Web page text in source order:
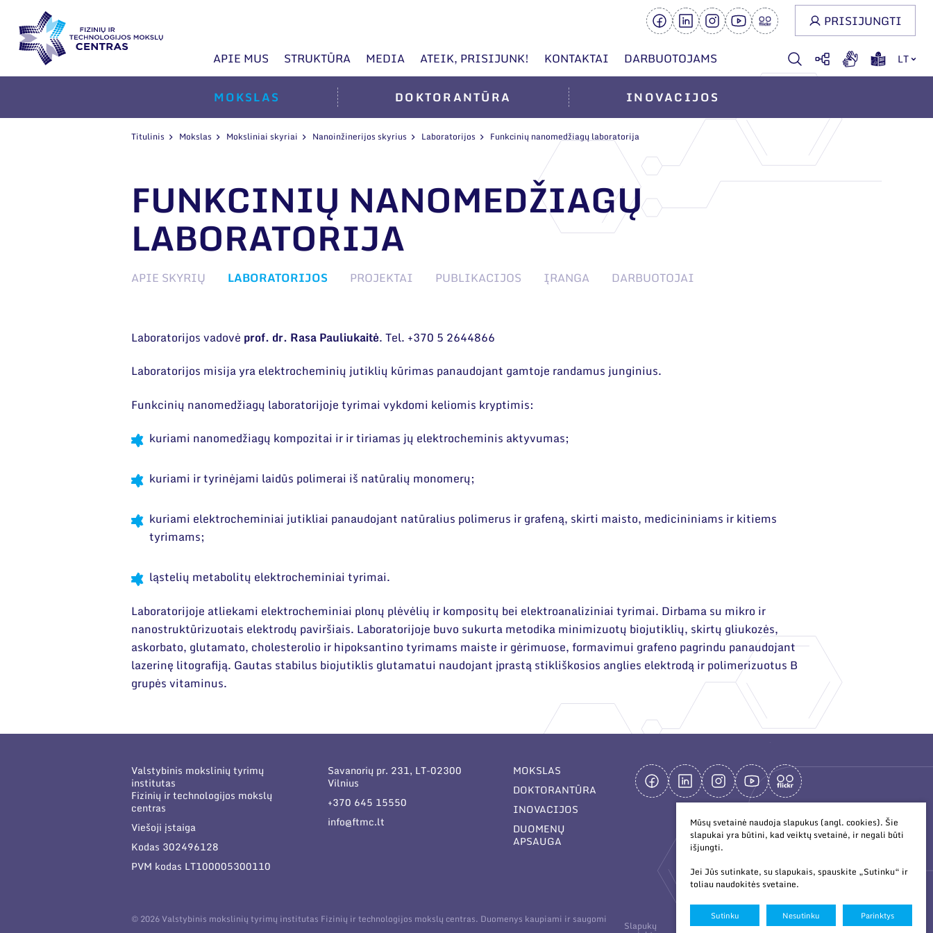
APIE MUS STRUKTŪRA MEDIA ATEIK, PRISIJUNK! KONTAKTAI DARBUOTOJAMS LT
PRISIJUNGTI
MOKSLAS DOKTORANTŪRA INOVACIJOS
Titulinis Mokslas Moksliniai skyriai Nanoinžinerijos skyrius Laboratorijos Funkcinių nanomedžiagų laboratorija
FUNKCINIŲ NANOMEDŽIAGŲ
LABORATORIJA
APIE SKYRIŲ LABORATORIJOS PROJEKTAI PUBLIKACIJOS ĮRANGA DARBUOTOJAI
Laboratorijos vadovė prof. dr. Rasa Pauliukaitė. Tel. +370 5 2644866
Laboratorijos misija yra elektrocheminių jutiklių kūrimas panaudojant gamtoje randamus junginius.
Funkcinių nanomedžiagų laboratorijoje tyrimai vykdomi keliomis kryptimis:
kuriami nanomedžiagų kompozitai ir ir tiriamas jų elektrocheminis aktyvumas;
kuriami ir tyrinėjami laidūs polimerai iš natūralių monomerų;
kuriami elektrocheminiai jutikliai panaudojant natūralius polimerus ir grafeną, skirti maisto, medicininiams ir kitiems
tyrimams;
ląstelių metabolitų elektrocheminiai tyrimai.
Laboratorijoje atliekami elektrocheminiai plonų plėvėlių ir kompositų bei elektroanaliziniai tyrimai. Dirbama su mikro ir
nanostruktūrizuotais elektrodų paviršiais. Laboratorijoje buvo sukurta metodika minimizuotų biojutiklių, skirtų gliukozės,
askorbato, glutamato, cholesterolio ir hipoksantino tyrimams maiste ir gėrimuose, formavimui grafeno pagrindu panaudojant
lazerinę litografiją. Gautas stabilus biojutiklis glutamatui naudojant įprastą stikliškosios anglies elektrodą ir polimerizuotus B
grupės vitaminus.
Valstybinis mokslinių tyrimų
institutas
Fizinių ir technologijos mokslų
centras
Viešoji įstaiga
Kodas 302496128
PVM kodas LT100005300110
Savanorių pr. 231, LT-02300
Vilnius
+370 645 15550
info@ftmc.lt
MOKSLAS
DOKTORANTŪRA
INOVACIJOS
DUOMENŲ
APSAUGA
© 2026 Valstybinis mokslinių tyrimų institutas Fizinių ir technologijos mokslų centras. Duomenys kaupiami ir saugomi
Slapukų
Duomenų
Mūsų svetainė naudoja slapukus (angl. cookies). Šie
slapukai yra būtini, kad veiktų svetainė, ir negali būti
išjungti.
Jei Jūs sutinkate, su slapukais, spauskite „Sutinku“ ir
toliau naudokitės svetaine.
Sutinku Nesutinku Parinktys